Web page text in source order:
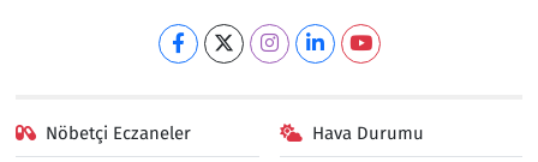
Nöbetçi Eczaneler Hava Durumu